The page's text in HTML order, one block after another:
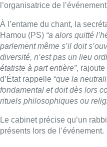
l’organisatrice de
À l’entame du chant, la
Hamou (PS) “a alors quitté
parlement même s’il doit
diversité, n’est pas un lieu
étatiste à part entière”, rajoute
d’État rappelle “que la
fondamental et doit dès lors
rituels philosophiques ou
Le cabinet précise qu’un
présents lors de l’événement.